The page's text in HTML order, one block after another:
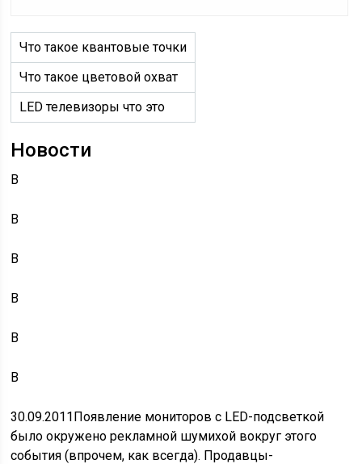
Что такое квантовые точки
Что такое цветовой охват
LED телевизоры что это
Новости
В
В
В
В
В
В
30.09.2011Появление мониторов с LED-подсветкой
было окружено рекламной шумихой вокруг этого
события (впрочем, как всегда). Продавцы-